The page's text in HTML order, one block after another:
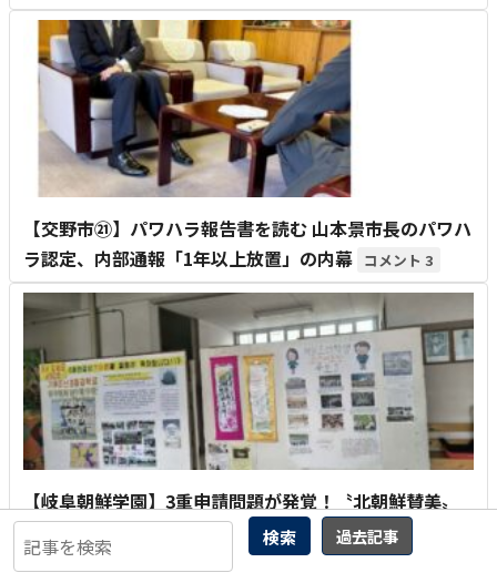
検索 過去記事
【交野市㉑】パワハラ報告書を読む 山本景市長のパワハ
ラ認定、内部通報「1年以上放置」の内幕
3
【岐阜朝鮮学園】3重申請問題が発覚！〝北朝鮮賛美〟
の「総連映画製作所」への支払いにも補助金